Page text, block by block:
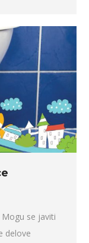
se javiti
delove